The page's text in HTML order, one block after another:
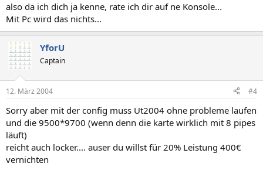
also da ich dich ja kenne, rate ich dir auf ne Konsole...
Mit Pc wird das nichts...
YforU
Captain
12. März 2004 #4
Sorry aber mit der config muss Ut2004 ohne probleme laufen
und die 9500*9700 (wenn denn die karte wirklich mit 8 pipes
läuft)
reicht auch locker.... auser du willst für 20% Leistung 400€
vernichten